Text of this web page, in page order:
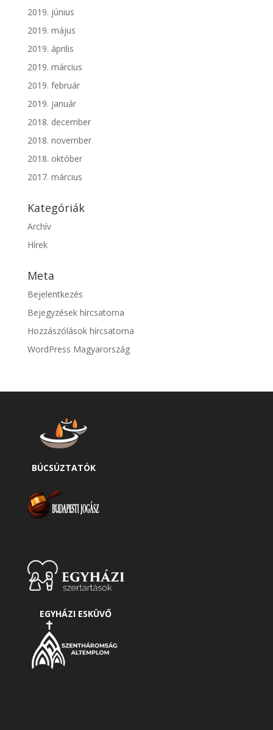
2019. június
2019. május
2019. április
2019. március
2019. február
2019. január
2018. december
2018. november
2018. október
2017. március
Kategóriák
Archív
Hírek
Meta
Bejelentkezés
Bejegyzések hírcsatorna
Hozzászólások hírcsatorna
WordPress Magyarország
BÚCSÚZTATÓK
EGYHÁZI ESKÜVŐ